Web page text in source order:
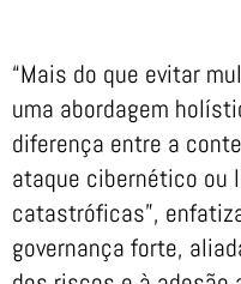
“Mais do que evitar
uma abordagem
diferença entre a
ataque cibernético ou
catastróficas”,
governança forte,